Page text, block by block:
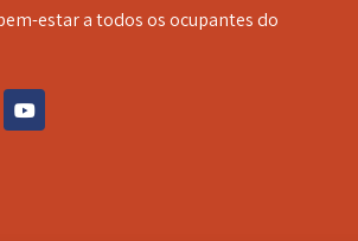
estar a todos os ocupantes do